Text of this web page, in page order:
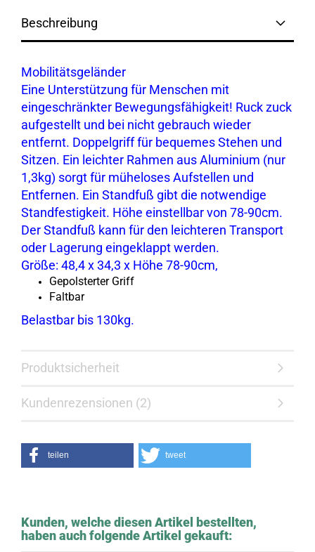
Beschreibung
Mobilitätsgeländer
Eine Unterstützung für Menschen mit
eingeschränkter Bewegungsfähigkeit! Ruck zuck
aufgestellt und bei nicht gebrauch wieder
entfernt. Doppelgriff für bequemes Stehen und
Sitzen. Ein leichter Rahmen aus Aluminium (nur
1,3kg) sorgt für müheloses Aufstellen und
Entfernen. Ein Standfuß gibt die notwendige
Standfestigkeit. Höhe einstellbar von 78-90cm.
Der Standfuß kann für den leichteren Transport
oder Lagerung eingeklappt werden.
Größe: 48,4 x 34,3 x Höhe 78-90cm,
Gepolsterter Griff
Faltbar
Belastbar bis 130kg.
Produktsicherheit
Kundenrezensionen (2)
teilen tweet
Kunden, welche diesen Artikel bestellten,
haben auch folgende Artikel gekauft: